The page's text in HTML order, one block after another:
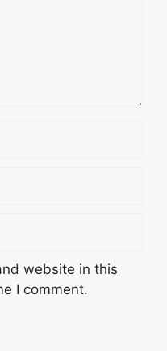
website in this
I comment.